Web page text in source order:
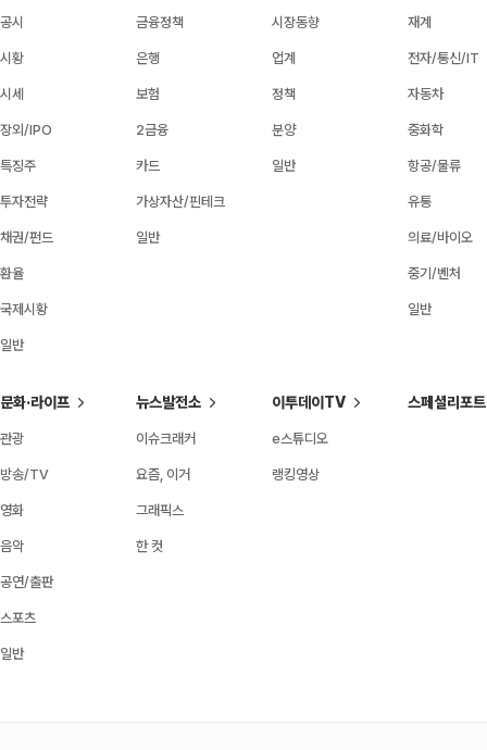
공시
시황
시세
장외/IPO
특징주
투자전략
채권/펀드
환율
국제시황
일반
금융정책
은행
보험
2금융
카드
가상자산/핀테크
일반
시장동향
업계
정책
분양
일반
재계
전자/통신/IT
자동차
중화학
항공/물류
유통
의료/바이오
중기/벤처
일반
문화·라이프
관광
방송/TV
영화
음악
공연/출판
스포츠
일반
뉴스발전소
이슈크래커
요즘, 이거
그래픽스
한 컷
이투데이TV
e스튜디오
랭킹영상
스페셜리포트